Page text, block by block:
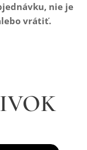
nie je
vrátiť.